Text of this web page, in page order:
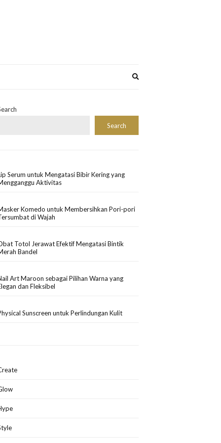
Search
Serum untuk Mengatasi Bibir Kering yang
Aktivitas
Komedo untuk Membersihkan Pori-pori
di Wajah
Totol Jerawat Efektif Mengatasi Bintik
Bandel
Art Maroon sebagai Pilihan Warna yang
dan Fleksibel
Sunscreen untuk Perlindungan Kulit